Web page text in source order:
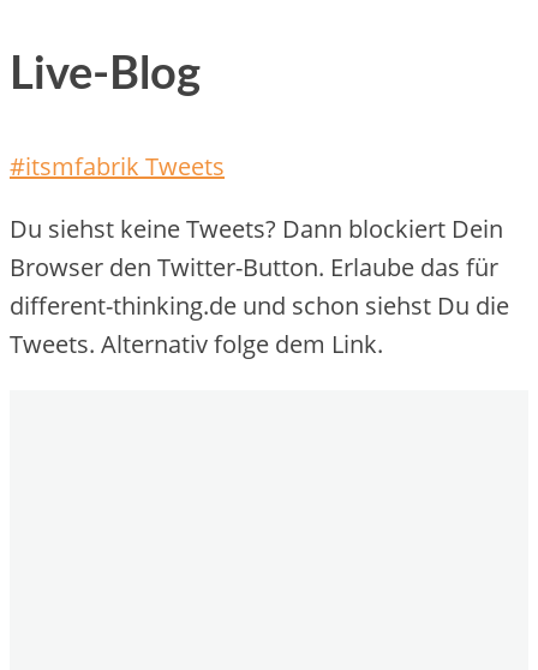
Live-Blog
#itsmfabrik Tweets
Du siehst keine Tweets? Dann blockiert Dein
Browser den Twitter-Button. Erlaube das für
different-thinking.de und schon siehst Du die
Tweets. Alternativ folge dem Link.